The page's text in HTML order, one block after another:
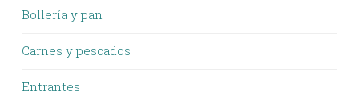
Bollería y pan
Carnes y pescados
Entrantes